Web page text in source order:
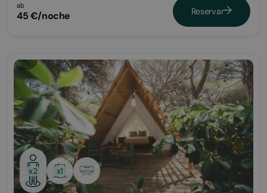
ab
45 €/noche Reservar
Glamping
x2 x1